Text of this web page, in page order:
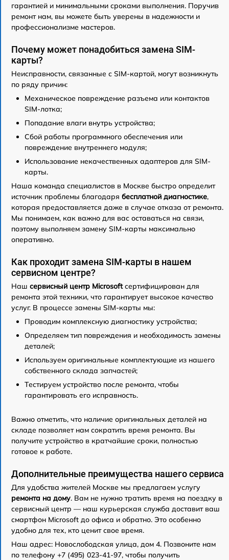
гарантией и минимальными сроками выполнения. Поручив
ремонт нам, вы можете быть уверены в надежности и
профессионализме мастеров.
Почему может понадобиться замена SIM-
карты?
Неисправности, связанные с SIM-картой, могут возникнуть
по ряду причин:
Механическое повреждение разъема или контактов
SIM-лотка;
Попадание влаги внутрь устройства;
Сбой работы программного обеспечения или
повреждение внутреннего модуля;
Использование некачественных адаптеров для SIM-
карты.
Наша команда специалистов в Москве быстро определит
источник проблемы благодаря бесплатной диагностике,
которая предоставляется даже в случае отказа от ремонта.
Мы понимаем, как важно для вас оставаться на связи,
поэтому выполняем замену SIM-карты максимально
оперативно.
Как проходит замена SIM-карты в нашем
сервисном центре?
Наш сервисный центр Microsoftсертифицирован для
ремонта этой техники, что гарантирует высокое качество
услуг. В процессе замены SIM-карты мы:
Проводим комплексную диагностику устройства;
Определяем тип повреждения и необходимость замены
деталей;
Используем оригинальные комплектующие из нашего
собственного склада запчастей;
Тестируем устройство после ремонта, чтобы
гарантировать его исправность.
Важно отметить, что наличие оригинальных деталей на
складе позволяет нам сократить время ремонта. Вы
получите устройство в кратчайшие сроки, полностью
готовое к работе.
Дополнительные преимущества нашего сервиса
Для удобства жителей Москве мы предлагаем услугу
ремонта на дому. Вам не нужно тратить время на поездку в
сервисный центр — наш курьерская служба доставит ваш
смартфон Microsoft до офиса и обратно. Это особенно
удобно для тех, кто ценит свое время.
Наш адрес: Новослободская улица, дом 4. Позвоните нам
по телефону +7 (495) 023-41-97, чтобы получить